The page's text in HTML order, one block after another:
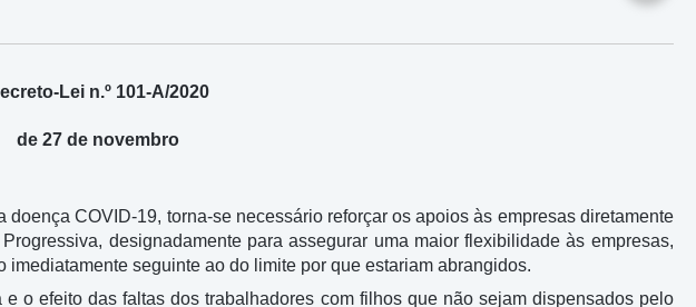
Lei n.º 101-A/2020
de 27 de novembro
COVID-19, torna-se necessário reforçar os apoios às empresas diretamente
designadamente para assegurar uma maior flexibilidade às empresas,
seguinte ao do limite por que estariam abrangidos.
o efeito das faltas dos trabalhadores com filhos que não sejam dispensados pelo